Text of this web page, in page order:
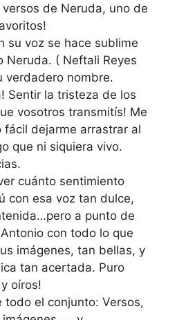
de Neruda, uno de
su voz se hace sublime
Neruda. ( Neftali Reyes
verdadero nombre.
Sentir la tristeza de los
vosotros transmitís! Me
fácil dejarme arrastrar al
que ni siquiera vivo.
cuánto sentimiento
con esa voz tan dulce,
a punto de
con todo lo que
imágenes, tan bellas, y
tan acertada. Puro
oíros!
todo el conjunto: Versos,